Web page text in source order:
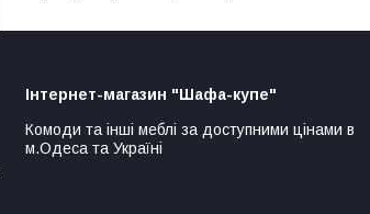
Інтернет-магазин "Шафа-купе"
Комоди та інші меблі за доступними цінами в
м.Одеса та Україні